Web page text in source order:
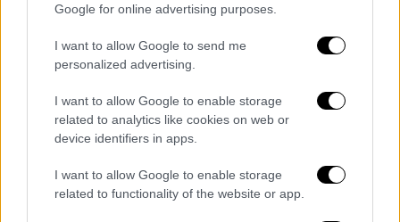
Google for online advertising purposes.
I want to allow Google to send me
personalized advertising.
I want to allow Google to enable storage
related to analytics like cookies on web or
device identifiers in apps.
I want to allow Google to enable storage
related to functionality of the website or app.